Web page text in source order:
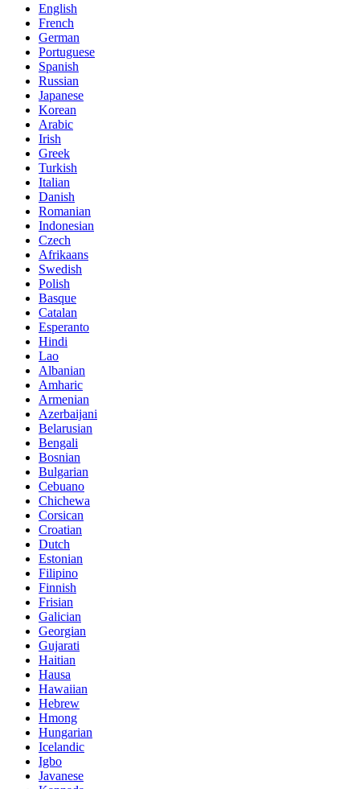
English
French
German
Portuguese
Spanish
Russian
Japanese
Korean
Arabic
Irish
Greek
Turkish
Italian
Danish
Romanian
Indonesian
Czech
Afrikaans
Swedish
Polish
Basque
Catalan
Esperanto
Hindi
Lao
Albanian
Amharic
Armenian
Azerbaijani
Belarusian
Bengali
Bosnian
Bulgarian
Cebuano
Chichewa
Corsican
Croatian
Dutch
Estonian
Filipino
Finnish
Frisian
Galician
Georgian
Gujarati
Haitian
Hausa
Hawaiian
Hebrew
Hmong
Hungarian
Icelandic
Igbo
Javanese